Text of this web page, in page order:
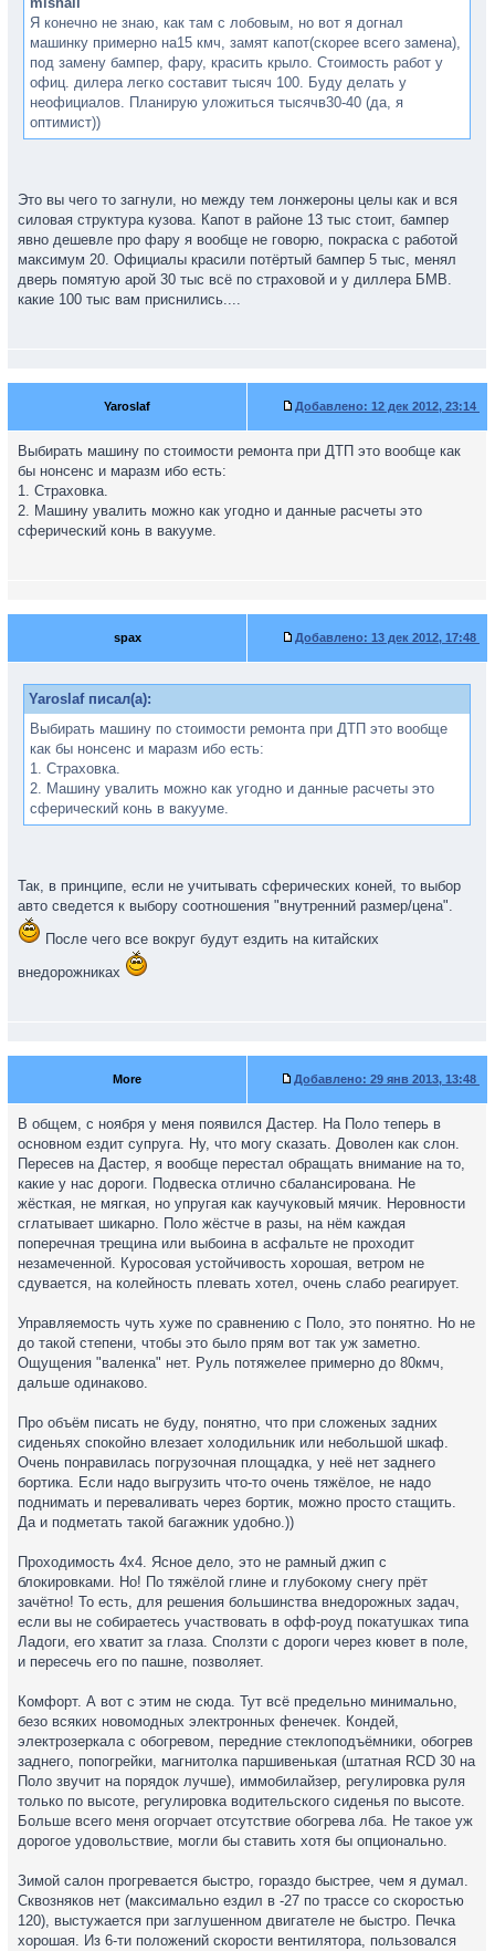
Я конечно не знаю, как там с лобовым, но вот я догнал
машинку примерно на15 кмч, замят капот(скорее всего замена),
под замену бампер, фару, красить крыло. Стоимость работ у
офиц. дилера легко составит тысяч 100. Буду делать у
неофициалов. Планирую уложиться тысячв30-40 (да, я
оптимист))
Это вы чего то загнули, но между тем лонжероны целы как и вся
силовая структура кузова. Капот в районе 13 тыс стоит, бампер
явно дешевле про фару я вообще не говорю, покраска с работой
максимум 20. Официалы красили потёртый бампер 5 тыс, менял
дверь помятую арой 30 тыс всё по страховой и у диллера БМВ.
какие 100 тыс вам приснились....
Yaroslaf Добавлено: 12 дек 2012, 23:14
Выбирать машину по стоимости ремонта при ДТП это вообще как
бы нонсенс и маразм ибо есть:
1. Страховка.
2. Машину увалить можно как угодно и данные расчеты это
сферический конь в вакууме.
spax Добавлено: 13 дек 2012, 17:48
Yaroslaf писал(а):
Выбирать машину по стоимости ремонта при ДТП это вообще
как бы нонсенс и маразм ибо есть:
1. Страховка.
2. Машину увалить можно как угодно и данные расчеты это
сферический конь в вакууме.
Так, в принципе, если не учитывать сферических коней, то выбор
авто сведется к выбору соотношения "внутренний размер/цена".
После чего все вокруг будут ездить на китайских
внедорожниках
More Добавлено: 29 янв 2013, 13:48
В общем, с ноября у меня появился Дастер. На Поло теперь в
основном ездит супруга. Ну, что могу сказать. Доволен как слон.
Пересев на Дастер, я вообще перестал обращать внимание на то,
какие у нас дороги. Подвеска отлично сбалансирована. Не
жёсткая, не мягкая, но упругая как каучуковый мячик. Неровности
сглатывает шикарно. Поло жёстче в разы, на нём каждая
поперечная трещина или выбоина в асфальте не проходит
незамеченной. Куросовая устойчивость хорошая, ветром не
сдувается, на колейность плевать хотел, очень слабо реагирует.
Управляемость чуть хуже по сравнению с Поло, это понятно. Но не
до такой степени, чтобы это было прям вот так уж заметно.
Ощущения "валенка" нет. Руль потяжелее примерно до 80кмч,
дальше одинаково.
Про объём писать не буду, понятно, что при сложеных задних
сиденьях спокойно влезает холодильник или небольшой шкаф.
Очень понравилась погрузочная площадка, у неё нет заднего
бортика. Если надо выгрузить что-то очень тяжёлое, не надо
поднимать и переваливать через бортик, можно просто стащить.
Да и подметать такой багажник удобно.))
Проходимость 4х4. Ясное дело, это не рамный джип с
блокировками. Но! По тяжёлой глине и глубокому снегу прёт
зачётно! То есть, для решения большинства внедорожных задач,
если вы не собираетесь участвовать в офф-роуд покатушках типа
Ладоги, его хватит за глаза. Сползти с дороги через кювет в поле,
и пересечь его по пашне, позволяет.
Комфорт. А вот с этим не сюда. Тут всё предельно минимально,
безо всяких новомодных электронных фенечек. Кондей,
электрозеркала с обогревом, передние стеклоподъёмники, обогрев
заднего, попогрейки, магнитолка паршивенькая (штатная RCD 30 на
Поло звучит на порядок лучше), иммобилайзер, регулировка руля
только по высоте, регулировка водительского сиденья по высоте.
Больше всего меня огорчает отсутствие обогрева лба. Не такое уж
дорогое удовольствие, могли бы ставить хотя бы опционально.
Зимой салон прогревается быстро, гораздо быстрее, чем я думал.
Сквозняков нет (максимально ездил в -27 по трассе со скоростью
120), выстужается при заглушенном двигателе не быстро. Печка
хорошая. Из 6-ти положений скорости вентилятора, пользовался